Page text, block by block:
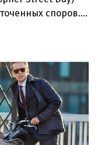
споров.
ЛГБТК+